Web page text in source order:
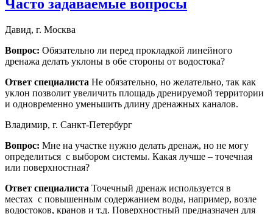
Часто задаваемые вопросы
Давид, г. Москва
Вопрос: Обязательно ли перед прокладкой линейного
дренажа делать уклоны в обе стороны от водостока?
Ответ специалиста Не обязательно, но желательно, так как
уклон позволит увеличить площадь дренируемой территории
и одновременно уменьшить длину дренажных каналов.
Владимир, г. Санкт-Петербург
Вопрос: Мне на участке нужно делать дренаж, но не могу
определиться с выбором системы. Какая лучше – точечная
или поверхностная?
Ответ специалиста Точечный дренаж используется в
местах с повышенным содержанием воды, например, возле
водостоков, кранов и т.д. Поверхностный предназначен для